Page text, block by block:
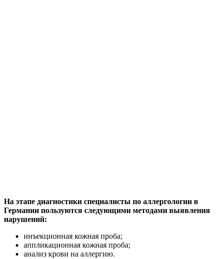
На этапе диагностики специалисты по аллергологии в
Германии пользуются следующими методами выявления
нарушений:
инъекционная кожная проба;
аппликационная кожная проба;
анализ крови на аллергию.